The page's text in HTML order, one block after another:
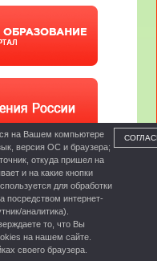
на Вашем компьютере
версия ОС и браузера;
откуда пришел на
и на какие кнопки
для обработки
посредством интернет-
аналитика).
то, что Вы
на нашем сайте.
своего браузера.